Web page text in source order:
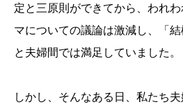
定と三原則ができてから、われ
マについての議論は激減し、「結
と夫婦間では満足していました。
しかし、そんなある日、私たち